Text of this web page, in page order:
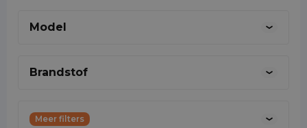
klaar om samen met jou na te denken
Model
Brandstof
Meer filters